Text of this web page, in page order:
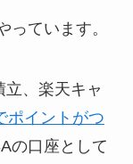
ています。
、楽天キャ
ポイントがつ
の口座として